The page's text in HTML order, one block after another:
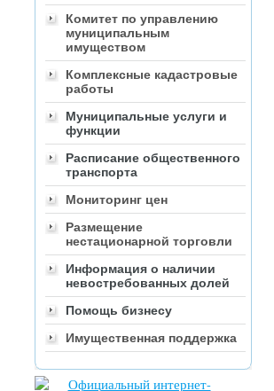
Комитет по управлению
муниципальным
имуществом
Комплексные кадастровые
работы
Муниципальные услуги и
функции
Расписание общественного
транспорта
Мониторинг цен
Размещение
нестационарной торговли
Информация о наличии
невостребованных долей
Помощь бизнесу
Имущественная поддержка